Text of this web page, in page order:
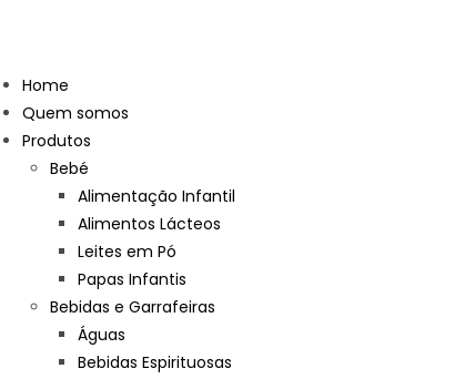
Home
Quem somos
Produtos
Bebé
Alimentação Infantil
Alimentos Lácteos
Leites em Pó
Papas Infantis
Bebidas e Garrafeiras
Águas
Bebidas Espirituosas